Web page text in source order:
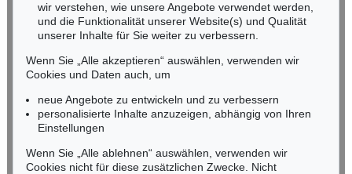
NORDDEUTSCHLAND
Nico Kassel, M.A.
Mobil: +49 (0)171 8618661
n.kassel@kettererkunst.de
Keine Auktion mehr verpassen!
Wir informieren Sie rechtzeitig.
wir verstehen, wie unsere Angebote verwendet werden,
und die Funktionalität unserer Website(s) und Qualität
unserer Inhalte für Sie weiter zu verbessern.
Wenn Sie „Alle akzeptieren“ auswählen, verwenden wir
Cookies und Daten auch, um
neue Angebote zu entwickeln und zu verbessern
personalisierte Inhalte anzuzeigen, abhängig von Ihren
Einstellungen
Wenn Sie „Alle ablehnen“ auswählen, verwenden wir
Cookies nicht für diese zusätzlichen Zwecke. Nicht